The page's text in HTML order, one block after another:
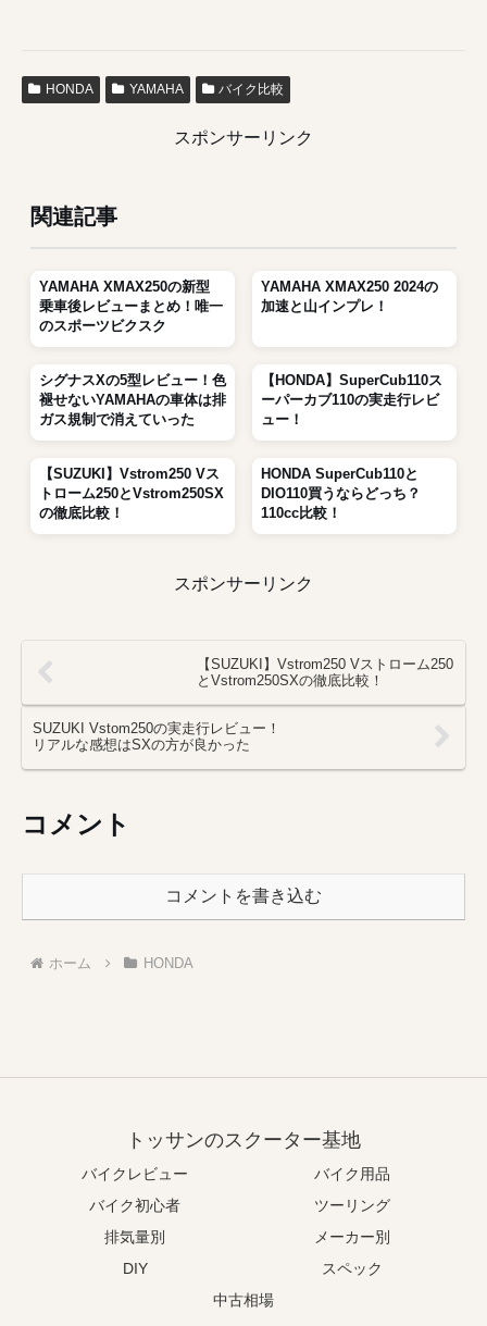
HONDA YAMAHA バイク比較
スポンサーリンク
関連記事
YAMAHA XMAX250の新型
乗車後レビューまとめ！唯一
のスポーツビクスク
YAMAHA XMAX250 2024の
加速と山インプレ！
シグナスXの5型レビュー！色
褪せないYAMAHAの車体は排
ガス規制で消えていった
【HONDA】SuperCub110ス
ーパーカブ110の実走行レビ
ュー！
【SUZUKI】Vstrom250 Vス
トローム250とVstrom250SX
の徹底比較！
HONDA SuperCub110と
DIO110買うならどっち？
110cc比較！
スポンサーリンク
【SUZUKI】Vstrom250 Vストローム250
とVstrom250SXの徹底比較！
SUZUKI Vstom250の実走行レビュー！
リアルな感想はSXの方が良かった
コメント
コメントを書き込む
ホーム HONDA
トッサンのスクーター基地
バイクレビュー
バイク用品
バイク初心者
ツーリング
排気量別
メーカー別
DIY
スペック
中古相場